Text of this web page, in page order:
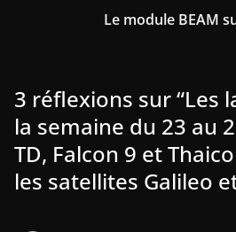
Le module BEAM
3 réflexions sur “Les
la semaine du 23 au
TD, Falcon 9 et
les satellites Galileo